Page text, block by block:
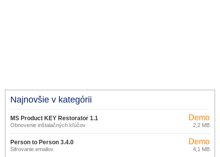
Najnovšie v kategórii
MS Product KEY Restorator 1.1
Demo
Obnovenie inštalačných kľúčov
Demo
2,2 MB
Person to Person 3.4.0
Šifrovanie emailov.
Demo
4,1 MB